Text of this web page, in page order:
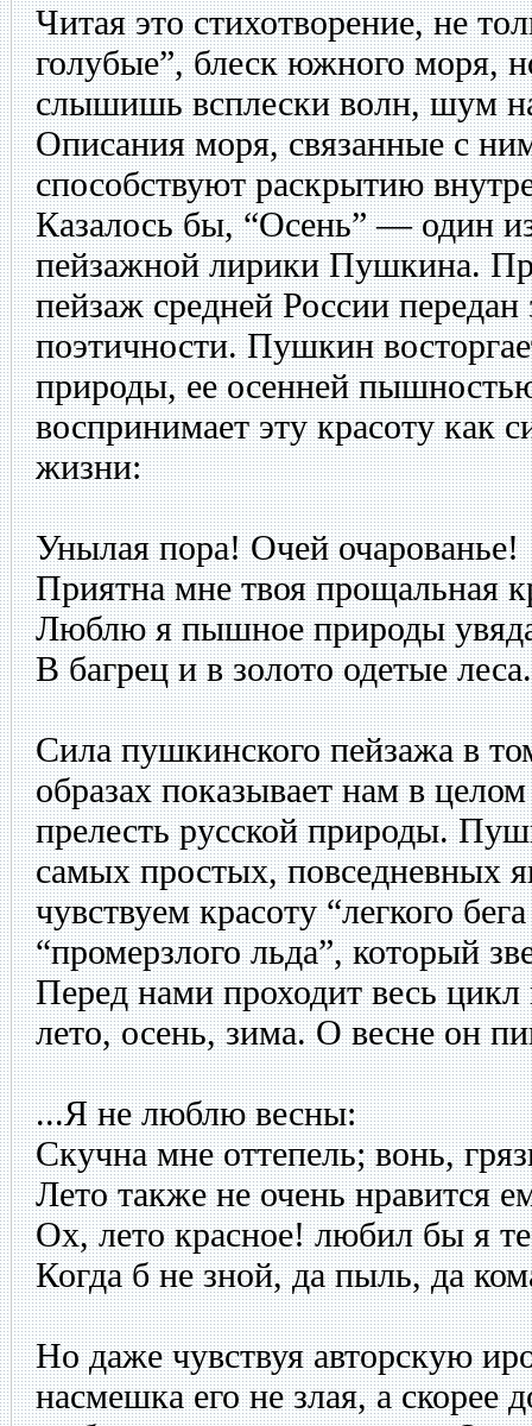
Читая это стихотворение, не
голубые”, блеск южного моря,
слышишь всплески волн, шум
Описания моря, связанные с
способствуют раскрытию
Казалось бы, “Осень” — один
пейзажной лирики Пушкина.
пейзаж средней России передан
поэтичности. Пушкин
природы, ее осенней
воспринимает эту красоту как
жизни:
Унылая пора! Очей очарованье!
Приятна мне твоя прощальная
Люблю я пышное природы
В багрец и в золото одетые
Сила пушкинского пейзажа в
образах показывает нам в
прелесть русской природы.
самых простых, повседневных
чувствуем красоту “легкого
“промерзлого льда”, который
Перед нами проходит весь
лето, осень, зима. О весне он
...Я не люблю весны:
Скучна мне оттепель; вонь,
Лето также не очень нравится
Ох, лето красное! любил бы я
Когда б не зной, да пыль, да
Но даже чувствуя авторскую
насмешка его не злая, а